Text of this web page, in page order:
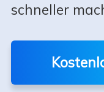
schneller